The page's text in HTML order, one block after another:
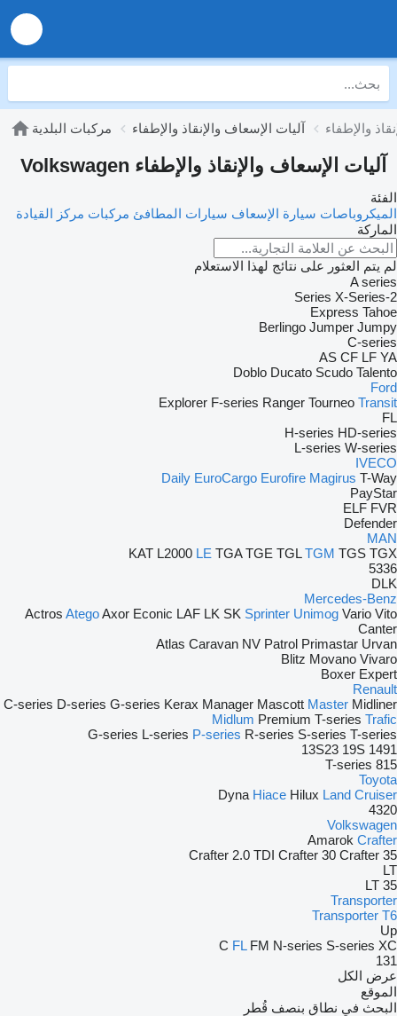
مركبات البلدية آليات الإسعاف والإنقاذ والإطفاء
آليات الإسعاف والإنقاذ والإطفاء Volkswagen
الفئة
الميكروباصات سيارة الإسعاف سيارات المطافئ مركبات مركز القيادة
الماركة
لم يتم العثور على نتائج لهذا الاستعلام
A series
2-Series
X-Series
Express Tahoe
Berlingo Jumper Jumpy
C-series
AS CF LF YA
Doblo Ducato Scudo Talento
Ford
Explorer F-series Ranger Tourneo Transit
FL
H-series HD-series
L-series W-series
IVECO
Daily EuroCargo Eurofire Magirus T-Way
PayStar
ELF FVR
Defender
MAN
KAT L2000 LE TGA TGE TGL TGM TGS TGX
5336
DLK
Mercedes-Benz
Actros AtegoAxor Econic LAF LK SK Sprinter Unimog Vario Vito
Canter
Atlas Caravan NV Patrol Primastar Urvan
Blitz Movano Vivaro
Boxer Expert
Renault
C-series D-series G-series Kerax Manager Mascott Master Midliner
Midlum Premium T-series Trafic
G-series L-series P-series R-series S-series T-series
13S23 19S 1491
815
T-series
Toyota
Dyna Hiace Hilux Land Cruiser
4320
Volkswagen
Amarok Crafter
Crafter 2.0 TDI Crafter 30 Crafter 35
LT
LT 35
Transporter
Transporter T6
Up
C FL FM N-series S-series XC
131
عرض الكل
الموقع
البحث في نطاق بنصف قُطر